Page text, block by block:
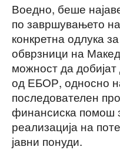
Воедно, беше
по завршувањето
конкретна одлука
обврзници на
можност да
од ЕБОР, односно
последователен
финансиска помош
реализација на
јавни понуди.